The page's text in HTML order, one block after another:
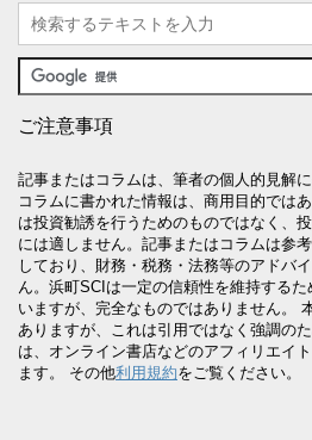
ご注意事項
記事またはコラムは、筆者の個人的見解
コラムに書かれた情報は、商用目的では
は投資勧誘を行うためのものではなく、
には適しません。記事またはコラムは参
しており、財務・税務・法務等のアドバ
ん。浜町SCIは一定の信頼性を維持する
いますが、完全なものではありません。
ありますが、これは引用ではなく強調の
は、オンライン書店などのアフィリエイ
ます。 その他利用規約をご覧ください。